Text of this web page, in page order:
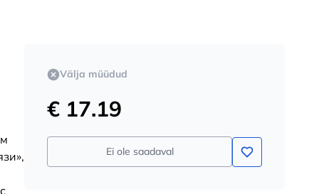
Välja müüdud
€ 17.19
Ei ole saadaval